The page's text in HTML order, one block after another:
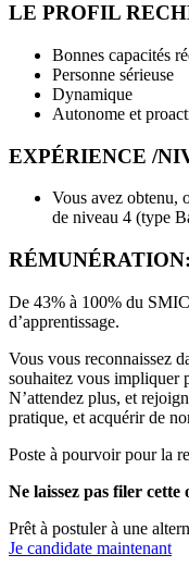
LE PROFIL
Bonnes capacités
Personne sérieuse
Dynamique
Autonome et
EXPÉRIENCE /
Vous avez obtenu,
de niveau 4 (type
RÉMUNÉRATION:
De 43% à 100% du
d’apprentissage.
Vous vous reconnaissez
souhaitez vous impliquer
N’attendez plus, et
pratique, et acquérir de
Poste à pourvoir pour la
Ne laissez pas filer
Prêt à postuler à une
Je candidate maintenant